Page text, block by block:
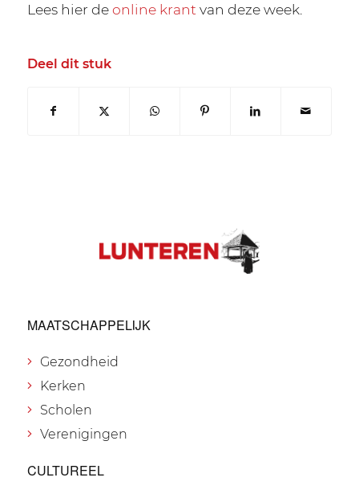
Lees hier deonline krant van deze week.
Deel dit stuk
MAATSCHAPPELIJK
Gezondheid
Kerken
Scholen
Verenigingen
CULTUREEL